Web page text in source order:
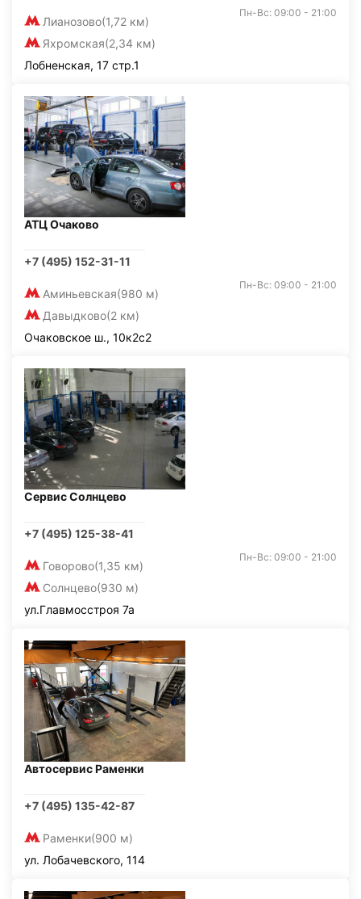
Лианозово(1,72 км)
Яхромская(2,34 км)
Пн-Вс: 09:00 - 21:00
Лобненская, 17 стр.1
АТЦ Очаково
+7 (495) 152-31-11
Аминьевская(980 м)
Давыдково(2 км)
Пн-Вс: 09:00 - 21:00
Очаковское ш., 10к2с2
Сервис Солнцево
+7 (495) 125-38-41
Говорово(1,35 км)
Солнцево(930 м)
Пн-Вс: 09:00 - 21:00
ул.Главмосстроя 7а
Автосервис Раменки
+7 (495) 135-42-87
Раменки(900 м)
ул. Лобачевского, 114